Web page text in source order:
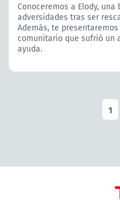
Conoceremos a Elody,
adversidades tras ser
Además, te
comunitario que sufrió un
ayuda.
1